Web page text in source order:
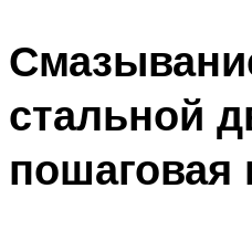
стальной
пошаговая